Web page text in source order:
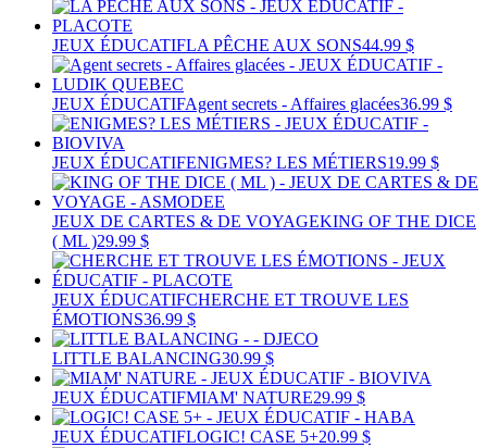
JEUX ÉDUCATIFLA PÊCHE AUX SONS44.99 $
JEUX ÉDUCATIFAgent secrets - Affaires glacées36.99 $
JEUX ÉDUCATIFENIGMES? LES MÉTIERS19.99 $
JEUX DE CARTES & DE VOYAGEKING OF THE DICE
( ML )29.99 $
JEUX ÉDUCATIFCHERCHE ET TROUVE LES
ÉMOTIONS36.99 $
LITTLE BALANCING30.99 $
JEUX ÉDUCATIFMIAM' NATURE29.99 $
JEUX ÉDUCATIFLOGIC! CASE 5+20.99 $